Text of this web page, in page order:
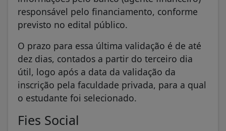
responsável pelo financiamento, conforme
previsto no edital público.
O prazo para essa última validação é de até
dez dias, contados a partir do terceiro dia
útil, logo após a data da validação da
inscrição pela faculdade privada, para a qual
o estudante foi selecionado.
Fies Social